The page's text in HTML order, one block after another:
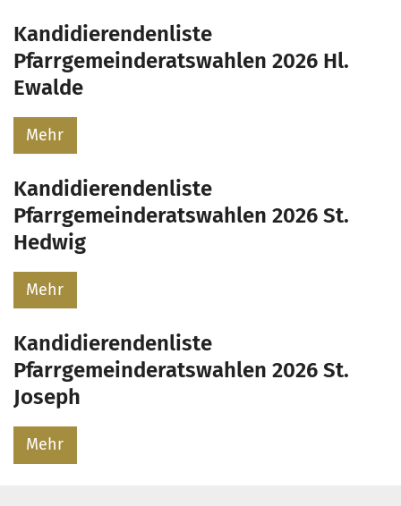
Kandidierendenliste
Pfarrgemeinderatswahlen 2026 Hl.
Ewalde
Mehr
Kandidierendenliste
Pfarrgemeinderatswahlen 2026 St.
Hedwig
Mehr
Kandidierendenliste
Pfarrgemeinderatswahlen 2026 St.
Joseph
Mehr